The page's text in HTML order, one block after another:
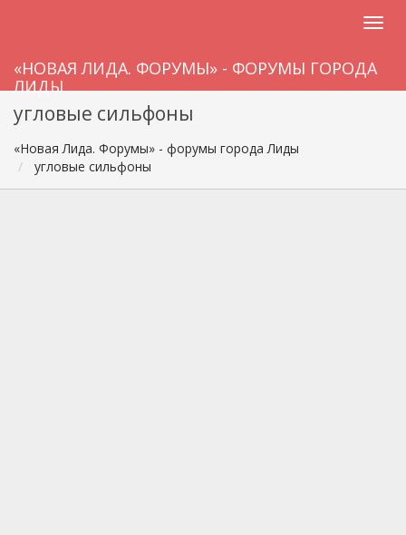
«НОВАЯ ЛИДА. ФОРУМЫ» - ФОРУМЫ ГОРОДА
ЛИДЫ
угловые сильфоны
«Новая Лида. Форумы» - форумы города Лиды
угловые сильфоны